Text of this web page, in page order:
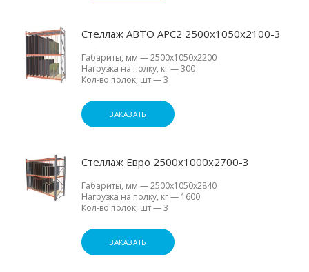
Стеллаж АВТО АРС2 2500х1050х2100-3
Габариты, мм —2500х1050х2200
Нагрузка на полку, кг—300
Кол-во полок, шт—3
ЗАКАЗАТЬ
Стеллаж Евро 2500х1000х2700-3
Габариты, мм —2500х1050х2840
Нагрузка на полку, кг— 1600
Кол-во полок, шт—3
ЗАКАЗАТЬ